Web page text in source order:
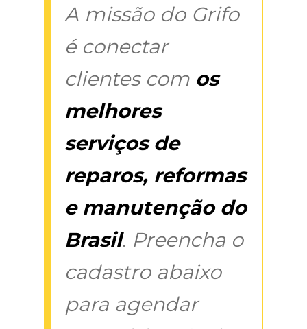
A missão do Grifo
é conectar
clientes com os
melhores
serviços de
reparos, reformas
e manutenção do
Brasil. Preencha o
cadastro abaixo
para agendar